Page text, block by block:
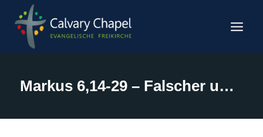
Inhalt
springen
Markus 6,14-29 – Falscher und richtiger Umgang mit Schuld